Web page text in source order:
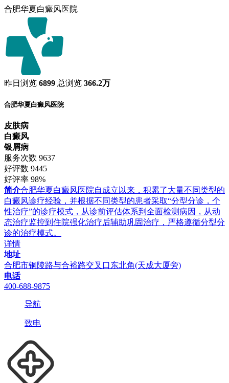
合肥华夏白癜风医院
昨日浏览 6899 总浏览 366.2万
合肥华夏白癜风医院
皮肤病
白癜风
银屑病
服务次数 9637
好评数 9445
好评率 98%
简介合肥华夏白癜风医院自成立以来，积累了大量不同类型的
白癜风诊疗经验，并根据不同类型的患者采取“分型分诊，个
性治疗”的诊疗模式，从诊前评估体系到全面检测病因，从动
态治疗监控到住院强化治疗后辅助巩固治疗，严格遵循分型分
诊的治疗模式。
详情
地址
合肥市铜陵路与合裕路交叉口东北角(天成大厦旁)
电话
400-688-9875
导航
致电